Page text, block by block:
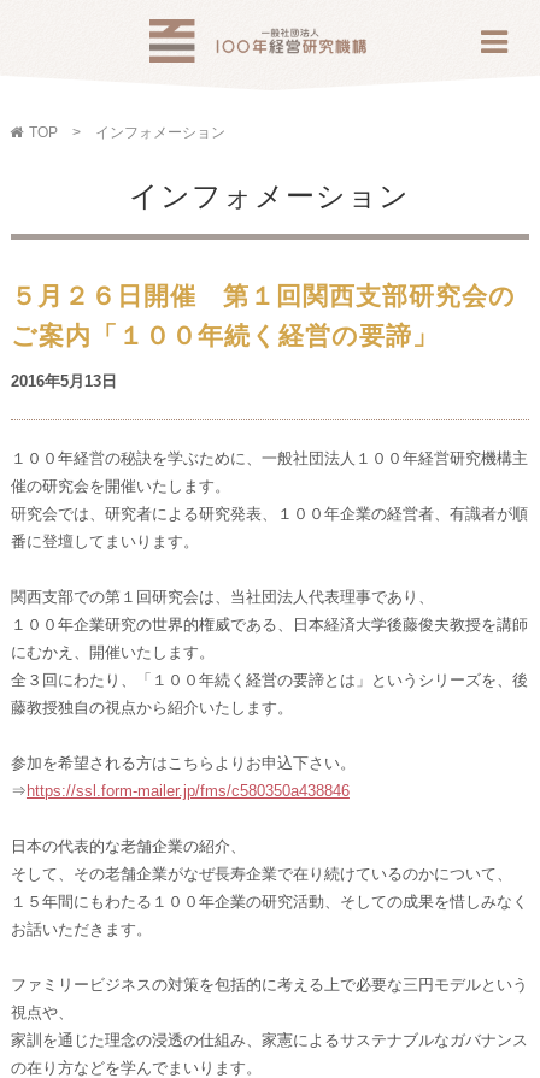
TOP インフォメーション
インフォメーション
５月２６日開催 第１回関西支部研究会の
ご案内「１００年続く経営の要諦」
2016年5月13日
１００年経営の秘訣を学ぶために、一般社団法人１００年経営研究機構主
催の研究会を開催いたします。
研究会では、研究者による研究発表、１００年企業の経営者、有識者が順
番に登壇してまいります。
関西支部での第１回研究会は、当社団法人代表理事であり、
１００年企業研究の世界的権威である、日本経済大学後藤俊夫教授を講師
にむかえ、開催いたします。
全３回にわたり、「１００年続く経営の要諦とは」というシリーズを、後
藤教授独自の視点から紹介いたします。
参加を希望される方はこちらよりお申込下さい。
⇒ https://ssl.form-mailer.jp/fms/c580350a438846
日本の代表的な老舗企業の紹介、
そして、その老舗企業がなぜ長寿企業で在り続けているのかについて、
１５年間にもわたる１００年企業の研究活動、そしての成果を惜しみなく
お話いただきます。
ファミリービジネスの対策を包括的に考える上で必要な三円モデルという
視点や、
家訓を通じた理念の浸透の仕組み、家憲によるサステナブルなガバナンス
の在り方などを学んでまいります。